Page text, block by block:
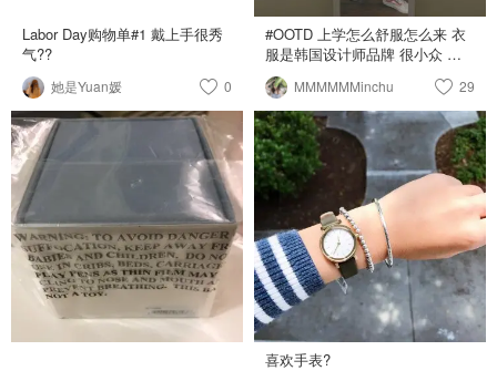
Labor Day购物单#1 戴上手很秀
气??
她是Yuan媛 0
#OOTD 上学怎么舒服怎么来 衣
服是韩国设计师品牌 很小众 但
是王嘉尔在中国有嘻哈彩排穿了
他们的牛仔外套！ 挺喜欢这个蛇
的标志：） 鞋是之前很火的gd同
款 我习惯当拖鞋穿 包是上学装
书专用 很方便
MMMMMMinchu 29
喜欢手表?